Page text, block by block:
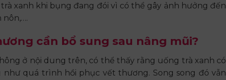
xanh khi bụng đang đói vì có thể gây ảnh hưởng đến
nôn,….
cần bổ sung sau nâng mũi?
ở nội dung trên, có thể thấy rằng uống trà xanh có
quá trình hồi phục vết thương. Song song đó vẫn